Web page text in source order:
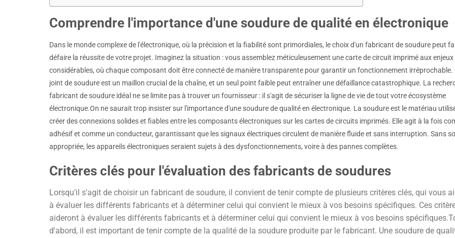
Comprendre l'importance d'une soudure de qualité en électronique
Dans le monde complexe de l'électronique, où la précision et la fiabilité sont primordiales, le choix d'un fabricant de soudure peut
défaire la réussite de votre projet. Imaginez la situation : vous assemblez méticuleusement une carte de circuit imprimé aux enjeux
considérables, où chaque composant doit être connecté de manière transparente pour garantir un fonctionnement irréprochable.
joint de soudure est un maillon crucial de la chaîne, et un seul point faible peut entraîner une défaillance catastrophique. La
fabricant de soudure idéal ne se limite pas à trouver un fournisseur : il s'agit de sécuriser la ligne de vie de tout votre écosystème
électronique.On ne saurait trop insister sur l'importance d'une soudure de qualité en électronique. La soudure est le matériau
créer des connexions solides et fiables entre les composants électroniques sur les cartes de circuits imprimés. Elle agit à la fois
adhésif et comme un conducteur, garantissant que les signaux électriques circulent de manière fluide et sans interruption. Sans
appropriée, les appareils électroniques seraient sujets à des dysfonctionnements, voire à des pannes complètes.
Critères clés pour l'évaluation des fabricants de soudures
Lorsqu'il s'agit de choisir un fabricant de soudure, il convient de tenir compte de plusieurs critères clés, qui vous
à évaluer les différents fabricants et à déterminer celui qui convient le mieux à vos besoins spécifiques. Ces
aideront à évaluer les différents fabricants et à déterminer celui qui convient le mieux à vos besoins
d'abord, il est important de tenir compte de la qualité de la soudure produite par le fabricant. Une soudure de